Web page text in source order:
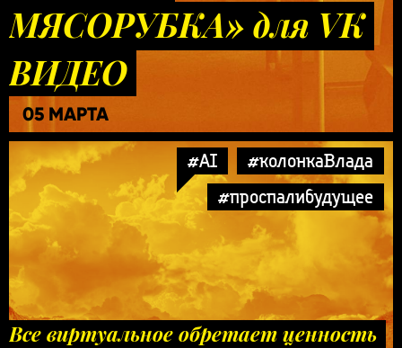
МЯСОРУБКА» для VK
ВИДЕО
05 МАРТА
#AI
#колонкаВлада
#проспалибудущее
Все виртуальное обретает ценность